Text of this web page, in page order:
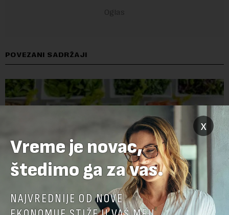
POVEZANI SADRŽAJI
x
Vreme je novac,
štedimo ga za vas.
NAJVREDNIJE OD NOVE